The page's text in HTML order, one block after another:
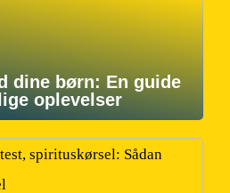
dine børn: En guide
oplevelser